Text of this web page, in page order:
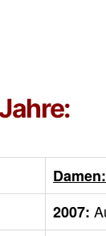
Damen:
2007: